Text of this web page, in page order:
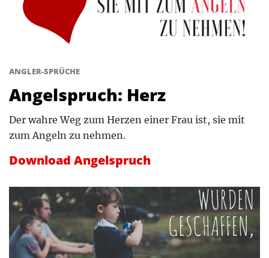
ANGLER-SPRÜCHE
Angelspruch: Herz
Der wahre Weg zum Herzen einer Frau ist, sie mit
zum Angeln zu nehmen.
Download Angelspruch